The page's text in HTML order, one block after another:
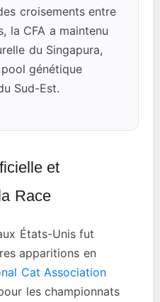
croisements entre
la CFA a maintenu
du Singapura,
génétique
Sud-Est.
et
Race
États-Unis fut
apparitions en
Cat Association
les championnats